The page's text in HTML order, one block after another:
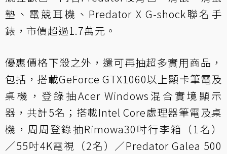
墊、電競耳機、Predator X G-shock聯名手
錶，市價超過1.7萬元。
優惠價格下殺之外，還可再抽超多實用商品，
包括，搭載GeForce GTX1060以上顯卡筆電及
桌機，登錄抽Acer Windows混合實境顯示
器，共計5名；搭載Intel Core處理器筆電及桌
機，周周登錄抽Rimowa30吋行李箱（1名）
／55吋4K電視（2名）／Predator Galea 500